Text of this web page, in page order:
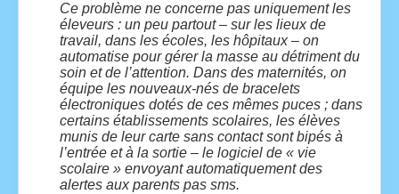
Ce problème ne concerne pas uniquement les
éleveurs : un peu partout – sur les lieux de
travail, dans les écoles, les hôpitaux – on
automatise pour gérer la masse au détriment du
soin et de l’attention. Dans des maternités, on
équipe les nouveaux-nés de bracelets
électroniques dotés de ces mêmes puces ; dans
certains établissements scolaires, les élèves
munis de leur carte sans contact sont bipés à
l’entrée et à la sortie – le logiciel de « vie
scolaire » envoyant automatiquement des
alertes aux parents pas sms.